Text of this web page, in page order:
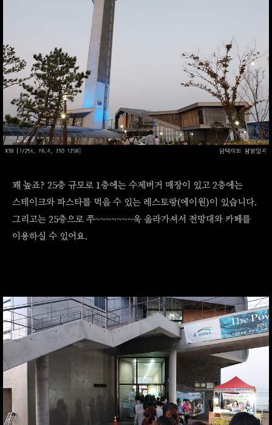
꽤 높죠? 25층 규모로 1층에는 수제버거 매장이 있고 2층에는
스테이크와 파스타를 먹을 수 있는 레스토랑(에이원)이 있습니다.
그리고는 25층으로 쭈~~~~~~~욱 올라가셔서 전망대와 카페를
이용하실 수 있어요.